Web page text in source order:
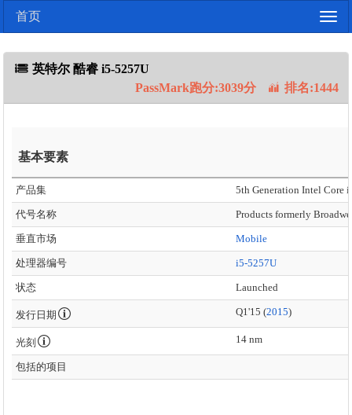
首页
英特尔 酷睿 i5-5257U
PassMark跑分:3039分
排名:1444
基本要素
产品集 5th Generation Intel Core
代号名称 Products formerly
垂直市场 Mobile
处理器编号 i5-5257U
状态 Launched
发行日期 Q1'15 (2015)
光刻 14 nm
包括的项目